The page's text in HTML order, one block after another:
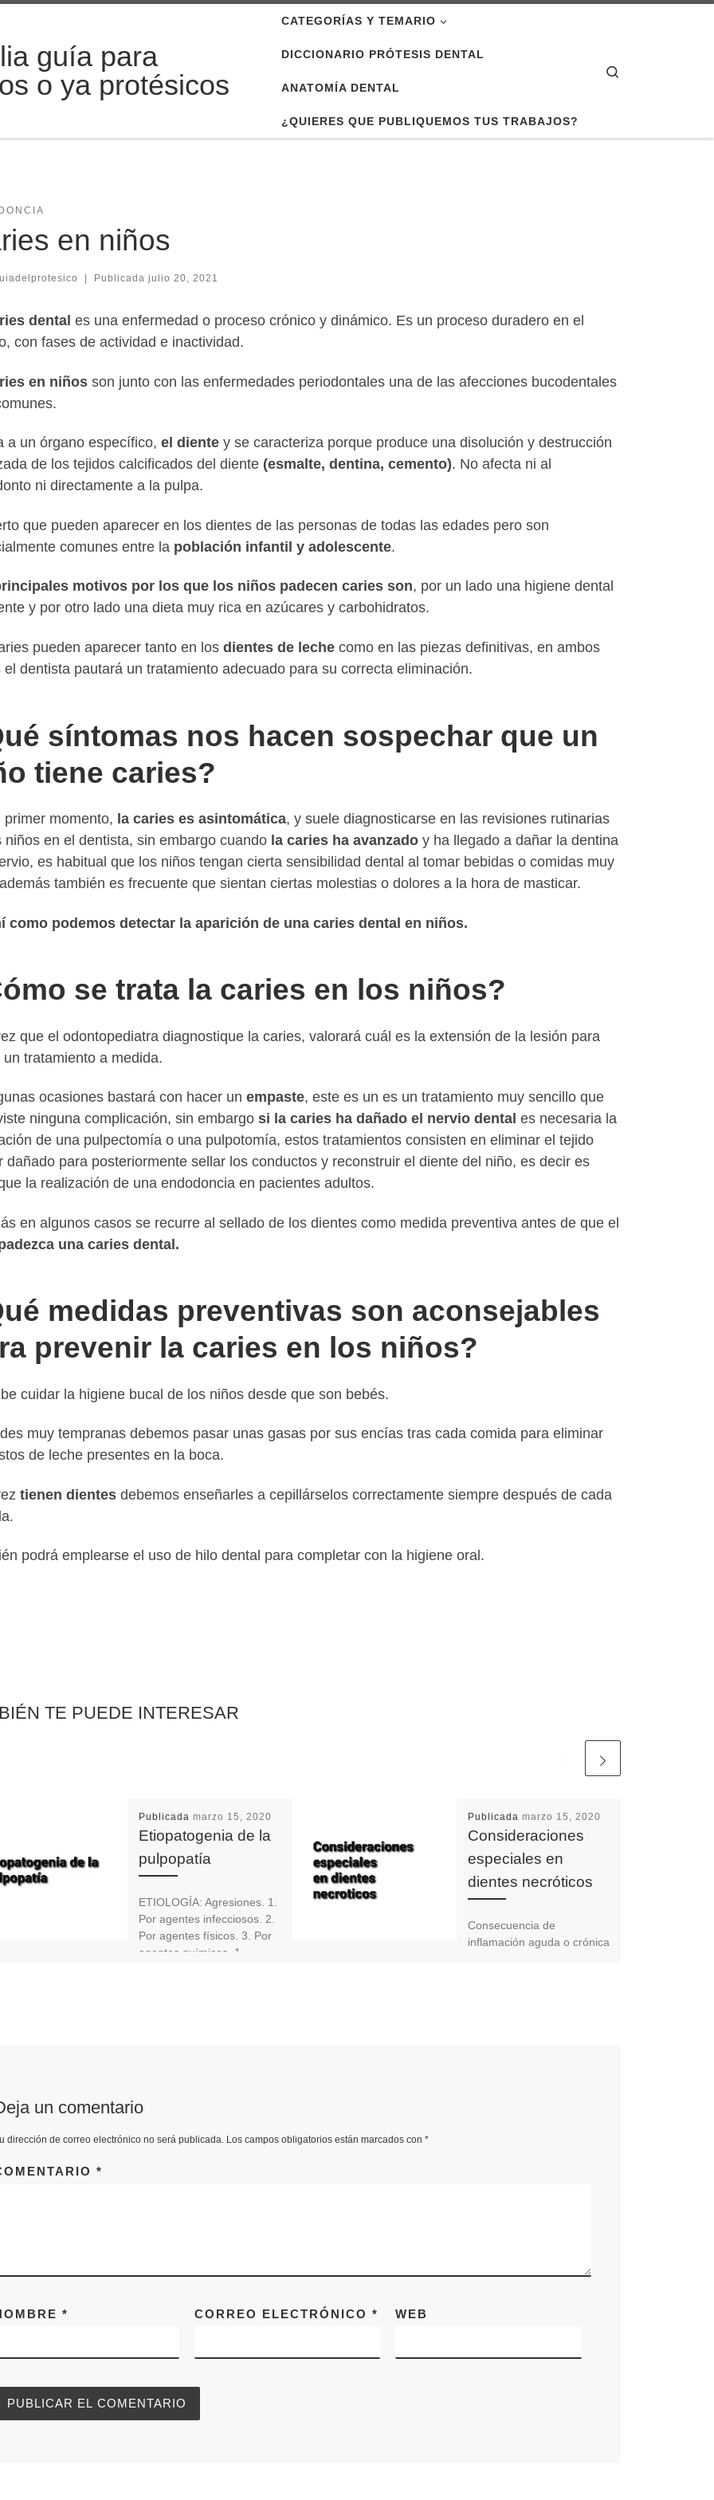
guía para
o ya protésicos
CATEGORÍAS Y TEMARIO
DICCIONARIO PRÓTESIS DENTAL
ANATOMÍA DENTAL
¿QUIERES QUE PUBLIQUEMOS TUS TRABAJOS?
en niños
Publicada julio 20, 2021
dental es una enfermedad o proceso crónico y dinámico. Es un proceso duradero en el
con fases de actividad e inactividad.
en niños son junto con las enfermedades periodontales una de las afecciones bucodentales
a un órgano específico, el diente y se caracteriza porque produce una disolución y destrucción
de los tejidos calcificados del diente (esmalte, dentina, cemento). No afecta ni al
ni directamente a la pulpa.
que pueden aparecer en los dientes de las personas de todas las edades pero son
comunes entre la población infantil y adolescente.
motivos por los que los niños padecen caries son, por un lado una higiene dental
y por otro lado una dieta muy rica en azúcares y carbohidratos.
pueden aparecer tanto en los dientes de leche como en las piezas definitivas, en ambos
el dentista pautará un tratamiento adecuado para su correcta eliminación.
síntomas nos hacen sospechar que un
tiene caries?
primer momento, la caries es asintomática, y suele diagnosticarse en las revisiones rutinarias
niños en el dentista, sin embargo cuando la caries ha avanzado y ha llegado a dañar la dentina
es habitual que los niños tengan cierta sensibilidad dental al tomar bebidas o comidas muy
también es frecuente que sientan ciertas molestias o dolores a la hora de masticar.
como podemos detectar la aparición de una caries dental en niños.
se trata la caries en los niños?
que el odontopediatra diagnostique la caries, valorará cuál es la extensión de la lesión para
un tratamiento a medida.
ocasiones bastará con hacer un empaste, este es un es un tratamiento muy sencillo que
ninguna complicación, sin embargo si la caries ha dañado el nervio dental es necesaria la
de una pulpectomía o una pulpotomía, estos tratamientos consisten en eliminar el tejido
dañado para posteriormente sellar los conductos y reconstruir el diente del niño, es decir es
la realización de una endodoncia en pacientes adultos.
en algunos casos se recurre al sellado de los dientes como medida preventiva antes de que el
una caries dental.
medidas preventivas son aconsejables
prevenir la caries en los niños?
cuidar la higiene bucal de los niños desde que son bebés.
muy tempranas debemos pasar unas gasas por sus encías tras cada comida para eliminar
de leche presentes en la boca.
tienen dientes debemos enseñarles a cepillárselos correctamente siempre después de cada
podrá emplearse el uso de hilo dental para completar con la higiene oral.
TE PUEDE INTERESAR
Publicadamarzo 15, 2020
Etiopatogenia de la
pulpopatía
ETIOLOGÍA: Agresiones. 1.
Por agentes infecciosos. 2.
Por agentes físicos. 3. Por
agentes químicos. 1.
Publicada marzo 15, 2020
Consideraciones
especiales en
dientes necróticos
Consecuencia de
inflamación aguda o crónica
un comentario
dirección de correo electrónico no será publicada. Los campos obligatorios están marcados con *
*
* CORREO ELECTRÓNICO * WEB